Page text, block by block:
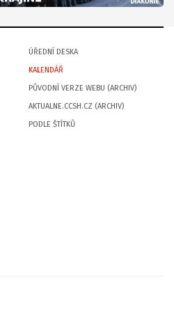
ÚŘEDNÍ DESKA
KALENDÁŘ
PŮVODNÍ VERZE WEBU (ARCHIV)
AKTUALNE.CCSH.CZ (ARCHIV)
PODLE ŠTÍTKŮ